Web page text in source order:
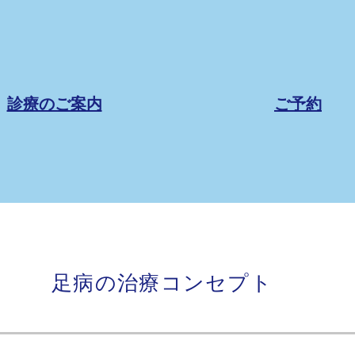
足病の治療コンセプト
診療のご案内 ご予約